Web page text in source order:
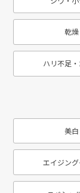
乾燥
ハリ不足
美白
エイジン